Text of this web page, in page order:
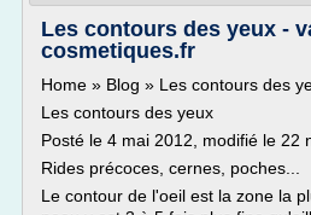
Les contours des yeux -
cosmetiques.fr
Home » Blog » Les contours des
Les contours des yeux
Posté le 4 mai 2012, modifié le 22
Rides précoces, cernes, poches...
Le contour de l'oeil est la zone la